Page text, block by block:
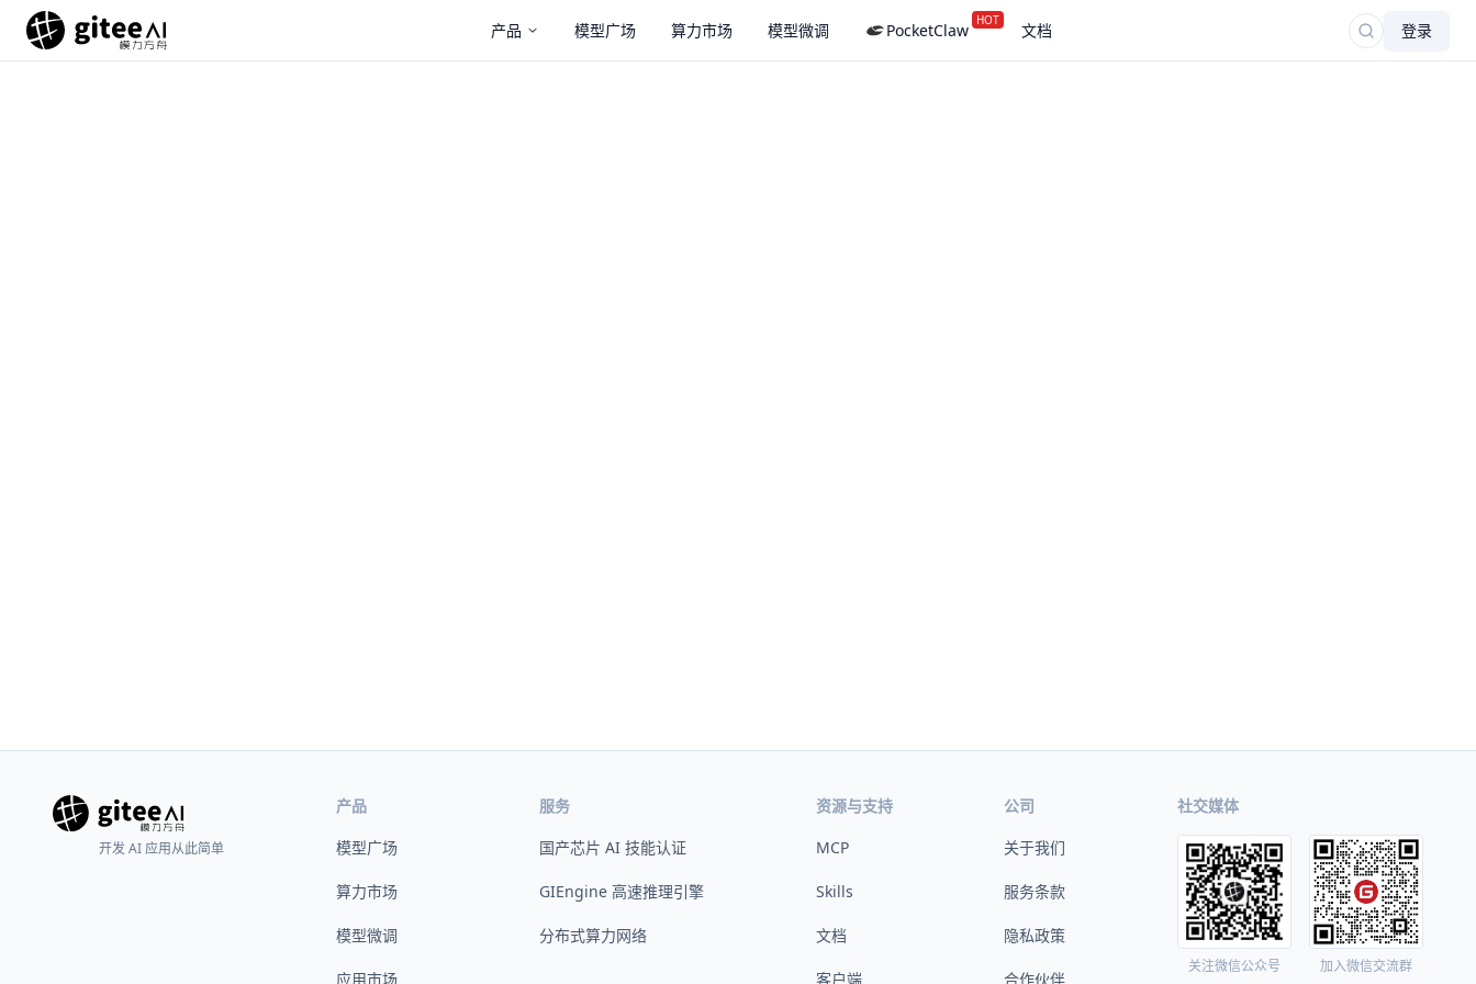
产品 模型广场 算力市场 模型微调 PocketClaw HOT 文档 登录
开发 AI 应用从此简单
产品
模型广场
算力市场
模型微调
应用市场
服务
国产芯片 AI 技能认证
GIEngine 高速推理引擎
分布式算力网络
资源与支持
MCP
Skills
文档
客户端
公司
关于我们
服务条款
隐私政策
合作伙伴
社交媒体
关注微信公众号 加入微信交流群